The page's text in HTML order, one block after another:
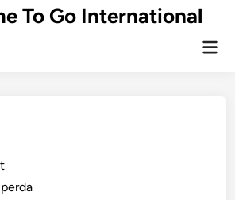
To Go International